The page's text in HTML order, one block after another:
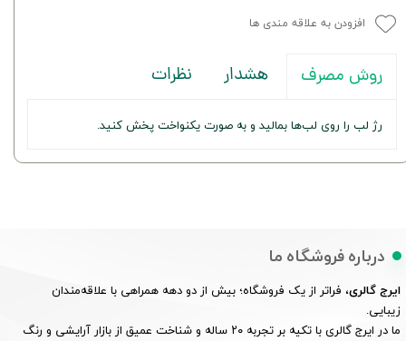
افزودن به علاقه مندی ها
روش مصرف هشدار نظرات
رژ لب را روی لب‌ها بمالید و به صورت یکنواخت پخش کنید.
درباره فروشگاه ما
ایرج گالری، فراتر از یک فروشگاه؛ بیش از دو دهه همراهی با علاقه‌مندان
زیبایی.
ما در ایرج گالری با تکیه بر تجربه ۲۰ ساله و شناخت عمیق از بازار آرایشی و رنگ